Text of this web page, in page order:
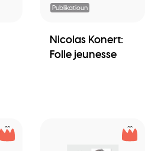
Publikatioun
Nicolas Konert:
Folle jeunesse